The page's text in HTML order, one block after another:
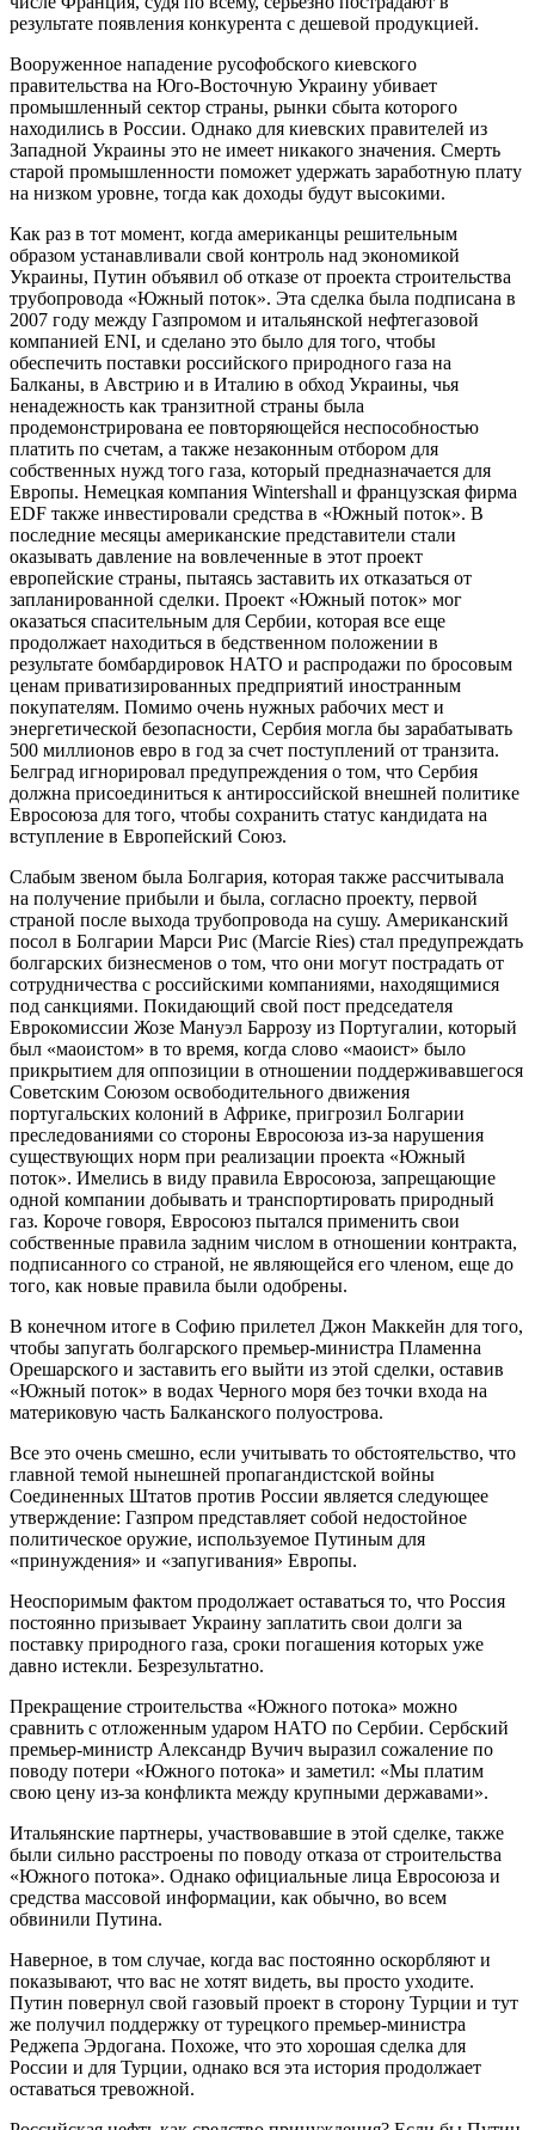
результате появления конкурента с дешевой продукцией.
Вооруженное нападение русофобского киевского
правительства на Юго-Восточную Украину убивает
промышленный сектор страны, рынки сбыта которого
находились в России. Однако для киевских правителей из
Западной Украины это не имеет никакого значения. Смерть
старой промышленности поможет удержать заработную плату
на низком уровне, тогда как доходы будут высокими.
Как раз в тот момент, когда американцы решительным
образом устанавливали свой контроль над экономикой
Украины, Путин объявил об отказе от проекта строительства
трубопровода «Южный поток». Эта сделка была подписана в
2007 году между Газпромом и итальянской нефтегазовой
компанией ENI, и сделано это было для того, чтобы
обеспечить поставки российского природного газа на
Балканы, в Австрию и в Италию в обход Украины, чья
ненадежность как транзитной страны была
продемонстрирована ее повторяющейся неспособностью
платить по счетам, а также незаконным отбором для
собственных нужд того газа, который предназначается для
Европы. Немецкая компания Wintershall и французская фирма
EDF также инвестировали средства в «Южный поток». В
последние месяцы американские представители стали
оказывать давление на вовлеченные в этот проект
европейские страны, пытаясь заставить их отказаться от
запланированной сделки. Проект «Южный поток» мог
оказаться спасительным для Сербии, которая все еще
продолжает находиться в бедственном положении в
результате бомбардировок НАТО и распродажи по бросовым
ценам приватизированных предприятий иностранным
покупателям. Помимо очень нужных рабочих мест и
энергетической безопасности, Сербия могла бы зарабатывать
500 миллионов евро в год за счет поступлений от транзита.
Белград игнорировал предупреждения о том, что Сербия
должна присоединиться к антироссийской внешней политике
Евросоюза для того, чтобы сохранить статус кандидата на
вступление в Европейский Союз.
Слабым звеном была Болгария, которая также рассчитывала
на получение прибыли и была, согласно проекту, первой
страной после выхода трубопровода на сушу. Американский
посол в Болгарии Марси Рис (Marcie Ries) стал предупреждать
болгарских бизнесменов о том, что они могут пострадать от
сотрудничества с российскими компаниями, находящимися
под санкциями. Покидающий свой пост председателя
Еврокомиссии Жозе Мануэл Баррозу из Португалии, который
был «маоистом» в то время, когда слово «маоист» было
прикрытием для оппозиции в отношении поддерживавшегося
Советским Союзом освободительного движения
португальских колоний в Африке, пригрозил Болгарии
преследованиями со стороны Евросоюза из-за нарушения
существующих норм при реализации проекта «Южный
поток». Имелись в виду правила Евросоюза, запрещающие
одной компании добывать и транспортировать природный
газ. Короче говоря, Евросоюз пытался применить свои
собственные правила задним числом в отношении контракта,
подписанного со страной, не являющейся его членом, еще до
того, как новые правила были одобрены.
В конечном итоге в Софию прилетел Джон Маккейн для того,
чтобы запугать болгарского премьер-министра Пламенна
Орешарского и заставить его выйти из этой сделки, оставив
«Южный поток» в водах Черного моря без точки входа на
материковую часть Балканского полуострова.
Все это очень смешно, если учитывать то обстоятельство, что
главной темой нынешней пропагандистской войны
Соединенных Штатов против России является следующее
утверждение: Газпром представляет собой недостойное
политическое оружие, используемое Путиным для
«принуждения» и «запугивания» Европы.
Неоспоримым фактом продолжает оставаться то, что Россия
постоянно призывает Украину заплатить свои долги за
поставку природного газа, сроки погашения которых уже
давно истекли. Безрезультатно.
Прекращение строительства «Южного потока» можно
сравнить с отложенным ударом НАТО по Сербии. Сербский
премьер-министр Александр Вучич выразил сожаление по
поводу потери «Южного потока» и заметил: «Мы платим
свою цену из-за конфликта между крупными державами».
Итальянские партнеры, участвовавшие в этой сделке, также
были сильно расстроены по поводу отказа от строительства
«Южного потока». Однако официальные лица Евросоюза и
средства массовой информации, как обычно, во всем
обвинили Путина.
Наверное, в том случае, когда вас постоянно оскорбляют и
показывают, что вас не хотят видеть, вы просто уходите.
Путин повернул свой газовый проект в сторону Турции и тут
же получил поддержку от турецкого премьер-министра
Реджепа Эрдогана. Похоже, что это хорошая сделка для
России и для Турции, однако вся эта история продолжает
оставаться тревожной.